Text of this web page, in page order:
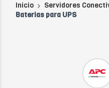
Inicio
Servidores
Baterias para UPS